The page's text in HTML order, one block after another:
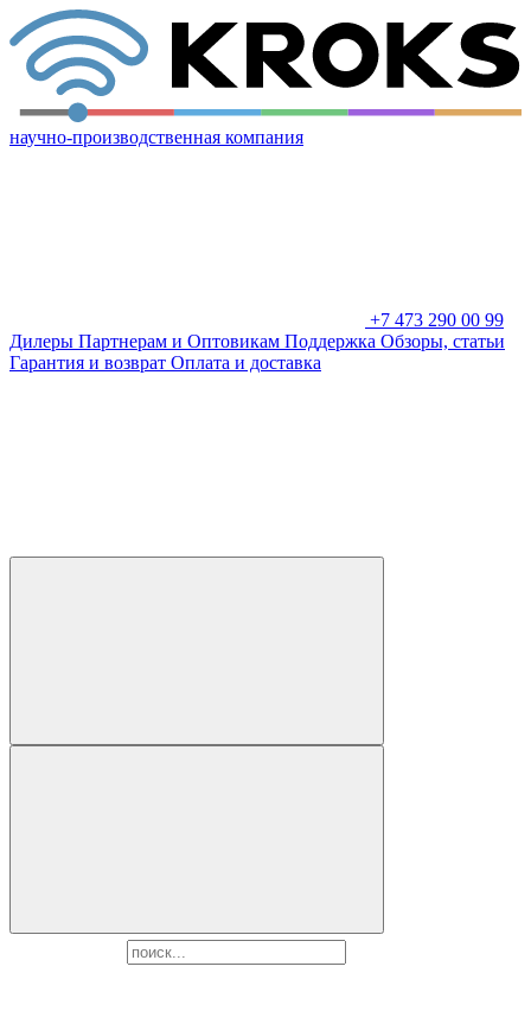
научно-производственная компания
+7 473 290 00 99
Дилеры Партнерам и Оптовикам Поддержка Обзоры, статьи
Гарантия и возврат Оплата и доставка